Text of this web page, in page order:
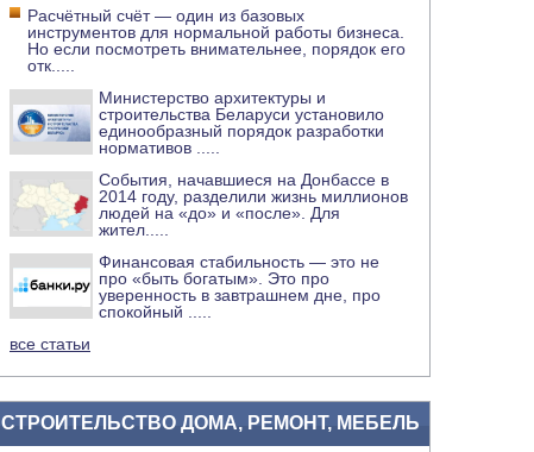
Расчётный счёт — один из базовых
инструментов для нормальной работы бизнеса.
Но если посмотреть внимательнее, порядок его
отк
Министерство архитектуры и
строительства Беларуси установило
единообразный порядок разработки
нормативов
События, начавшиеся на Донбассе в
2014 году, разделили жизнь миллионов
людей на «до» и «после». Для
жител
Финансовая стабильность — это не
про «быть богатым». Это про
уверенность в завтрашнем дне, про
спокойный
все статьи
СТРОИТЕЛЬСТВО ДОМА, РЕМОНТ, МЕБЕЛЬ